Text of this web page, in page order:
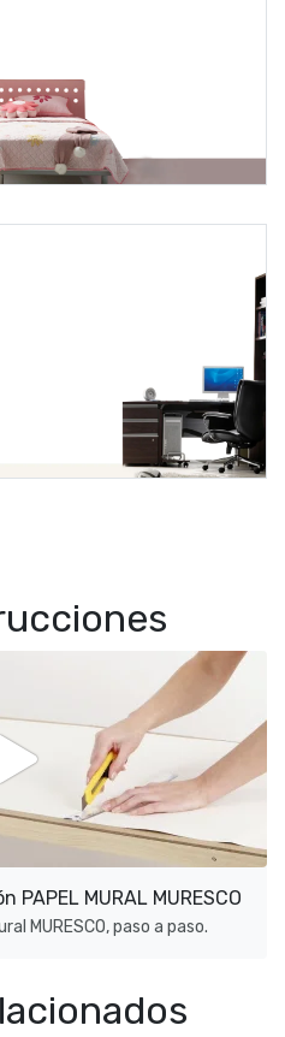
MURAL MURESCO
MURESCO, paso a paso.